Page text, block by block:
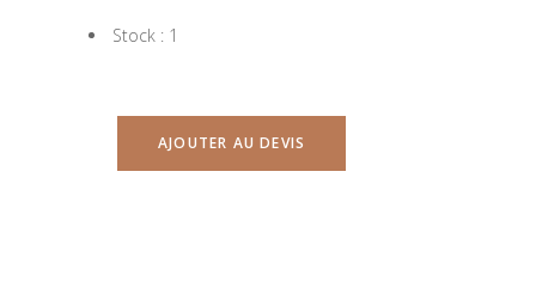
Stock : 1
AJOUTER AU DEVIS